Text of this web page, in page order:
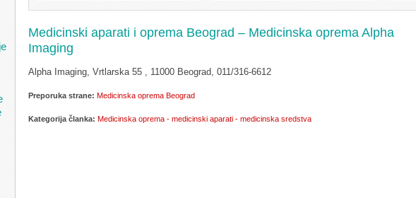
Medicinski aparati i oprema Beograd – Medicinska oprema Alpha
Imaging
Alpha Imaging, Vrtlarska 55 , 11000 Beograd, 011/316-6612
Preporuka strane: Medicinska oprema Beograd
Kategorija članka: Medicinska oprema - medicinski aparati - medicinska sredstva